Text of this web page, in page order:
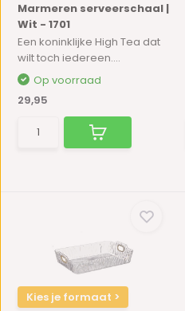
Marmeren serveerschaal |
Wit - 1701
Een koninklijke High Tea dat
wilt toch iedereen....
Op voorraad
29,95
Kies je formaat >